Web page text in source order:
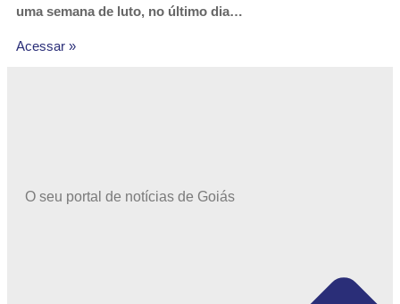
uma semana de luto, no último dia…
Acessar »
O seu portal de notícias de Goiás